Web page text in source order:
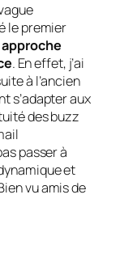
le premier
approche
. En effet, j’ai
à l’ancien
s’adapter aux
desbuzz
passer à
et
vu amis de